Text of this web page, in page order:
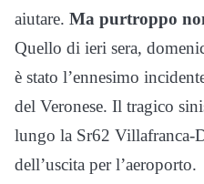
aiutare. Ma purtroppo
Quello di ieri sera,
è stato l’ennesimo
del Veronese. Il tragico
lungo la Sr62 Villafranca-
dell’uscita per l’aeroporto.